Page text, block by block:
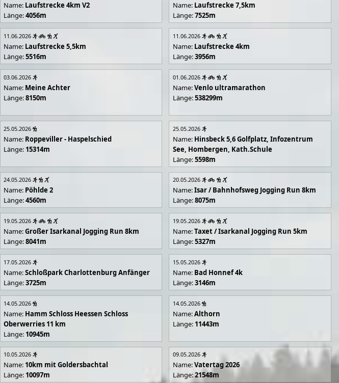
Name: Laufstrecke 4km V2
Länge:4056m
Name: Laufstrecke 7,5km
Länge:7525m
11.06.2026
Name: Laufstrecke 5,5km
Länge:5516m
11.06.2026
Name: Laufstrecke 4km
Länge:3956m
03.06.2026
Name: Meine Achter
Länge:8150m
01.06.2026
Name:Venlo ultramarathon
Länge:538299m
25.05.2026
Name: Roppeviller - Haspelschied
Länge: 15314m
25.05.2026
Name: Hinsbeck 5,6 Golfplatz, Infozentrum
See, Hombergen, Kath.Schule
Länge:5598m
24.05.2026
Name: Pöhlde 2
Länge:4560m
20.05.2026
Name:Isar / Bahnhofsweg Jogging Run 8km
Länge:8075m
19.05.2026
Name:Großer Isarkanal Jogging Run 8km
Länge:8041m
19.05.2026
Name:Taxet / Isarkanal Jogging Run 5km
Länge:5327m
17.05.2026
Name:Schloßpark Charlottenburg Anfänger
Länge:3725m
15.05.2026
Name: Bad Honnef 4k
Länge:3146m
14.05.2026
Name: Hamm Schloss Heessen Schloss
Oberwerries 11 km
Länge: 10945m
14.05.2026
Name:Althorn
Länge: 11443m
10.05.2026
Name: 10km mit Goldersbachtal
Länge: 10097m
09.05.2026
Name:Vatertag 2026
Länge:21548m